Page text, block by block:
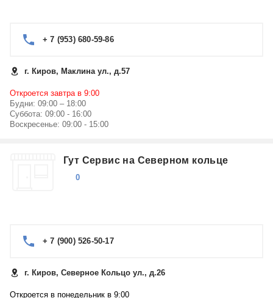
+ 7 (953) 680-59-86
г. Киров, Маклина ул., д.57
Откроется завтра в 9:00
Будни: 09:00 – 18:00
Суббота: 09:00 - 16:00
Воскресенье: 09:00 - 15:00
Гут Сервис на Северном кольце
0
+ 7 (900) 526-50-17
г. Киров, Северное Кольцо ул., д.26
Откроется в понедельник в 9:00